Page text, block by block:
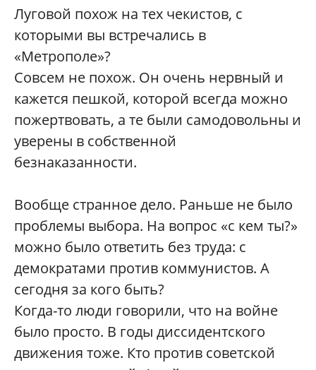
Луговой похож на тех чекистов, с
которыми вы встречались в
«Метрополе»?
Совсем не похож. Он очень нервный и
кажется пешкой, которой всегда можно
пожертвовать, а те были самодовольны и
уверены в собственной
безнаказанности.
Вообще странное дело. Раньше не было
проблемы выбора. На вопрос «с кем ты?»
можно было ответить без труда: с
демократами против коммунистов. А
сегодня за кого быть?
Когда-то люди говорили, что на войне
было просто. В годы диссидентского
движения тоже. Кто против советской